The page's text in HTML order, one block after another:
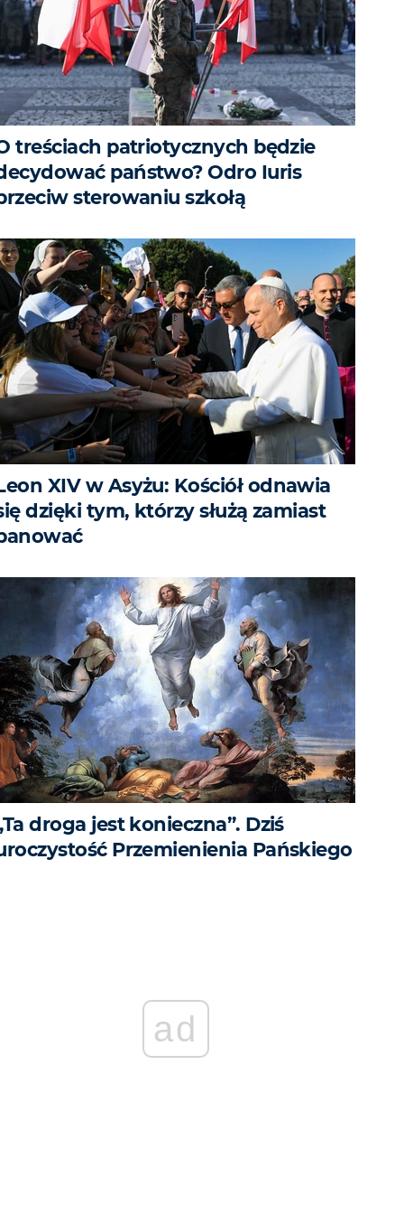
treściach patriotycznych będzie
państwo? Odro Iuris
sterowaniu szkołą
XIV w Asyżu: Kościół odnawia
dzięki tym, którzy służą zamiast
droga jest konieczna”. Dziś
Przemienienia Pańskiego
ad